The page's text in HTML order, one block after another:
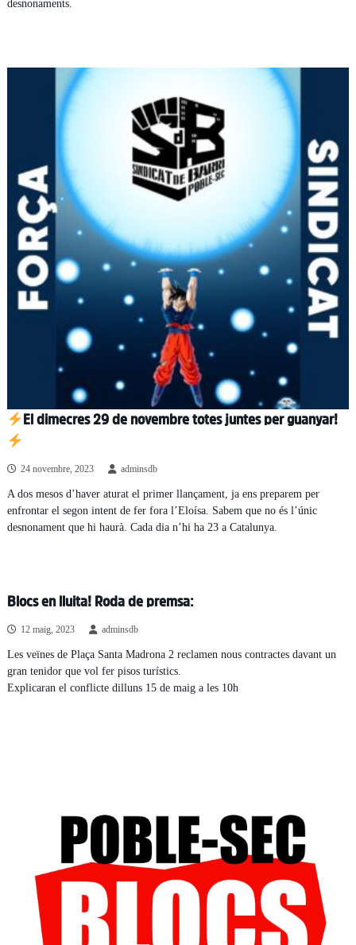
desnonaments.
El dimecres 29 de novembre totes juntes per guanyar!
24 novembre, 2023 adminsdb
A dos mesos d’haver aturat el primer llançament, ja ens preparem per
enfrontar el segon intent de fer fora l’Eloísa. Sabem que no és l’únic
desnonament que hi haurà. Cada dia n’hi ha 23 a Catalunya.
Blocs en lluita! Roda de premsa:
12 maig, 2023 adminsdb
Les veïnes de Plaça Santa Madrona 2 reclamen nous contractes davant un
gran tenidor que vol fer pisos turístics.
Explicaran el conflicte dilluns 15 de maig a les 10h